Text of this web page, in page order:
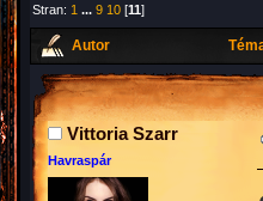
Stran: 1 ...9 10 [11]
Autor
Vittoria Szarr
Havraspár